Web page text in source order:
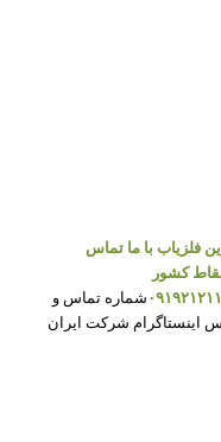
فلزیاب با ما تماس
کشور
شماره تماس و
اینستاگرام شرکت ایران